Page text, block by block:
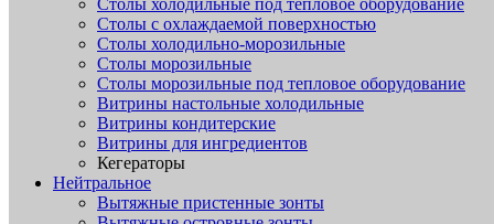
Столы холодильные под тепловое оборудование
Столы с охлаждаемой поверхностью
Столы холодильно-морозильные
Столы морозильные
Столы морозильные под тепловое оборудование
Витрины настольные холодильные
Витрины кондитерские
Витрины для ингредиентов
Кегераторы
Нейтральное
Вытяжные пристенные зонты